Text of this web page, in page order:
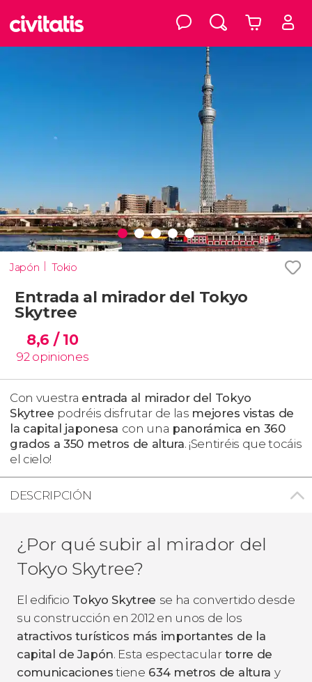
Japón Tokio
Entrada al mirador del Tokyo
Skytree
8,6 / 10
92 opiniones
Con vuestra entrada al mirador del Tokyo
Skytree podréis disfrutar de las mejores vistas de
la capital japonesa con una panorámica en 360
grados a 350 metros de altura. ¡Sentiréis que tocáis
el cielo!
DESCRIPCIÓN
¿Por qué subir al mirador del
Tokyo Skytree?
El edificio Tokyo Skytree se ha convertido desde
su construcción en 2012 en unos de los
atractivos turísticos más importantes de la
capital de Japón. Esta espectacular torre de
comunicaciones tiene 634 metros de altura y